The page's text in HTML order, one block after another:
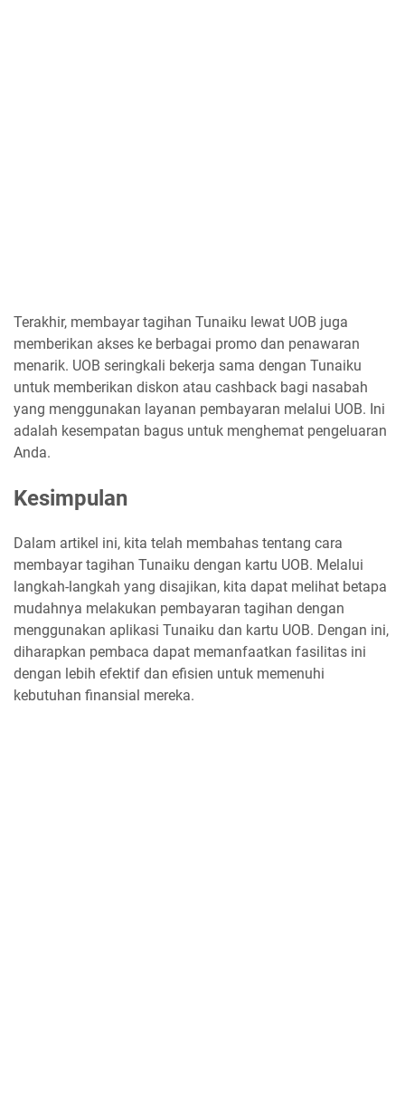
Terakhir, membayar tagihan Tunaiku lewat UOB juga
memberikan akses ke berbagai promo dan penawaran
menarik. UOB seringkali bekerja sama dengan Tunaiku
untuk memberikan diskon atau cashback bagi nasabah
yang menggunakan layanan pembayaran melalui UOB. Ini
adalah kesempatan bagus untuk menghemat pengeluaran
Anda.
Kesimpulan
Dalam artikel ini, kita telah membahas tentang cara
membayar tagihan Tunaiku dengan kartu UOB. Melalui
langkah-langkah yang disajikan, kita dapat melihat betapa
mudahnya melakukan pembayaran tagihan dengan
menggunakan aplikasi Tunaiku dan kartu UOB. Dengan ini,
diharapkan pembaca dapat memanfaatkan fasilitas ini
dengan lebih efektif dan efisien untuk memenuhi
kebutuhan finansial mereka.